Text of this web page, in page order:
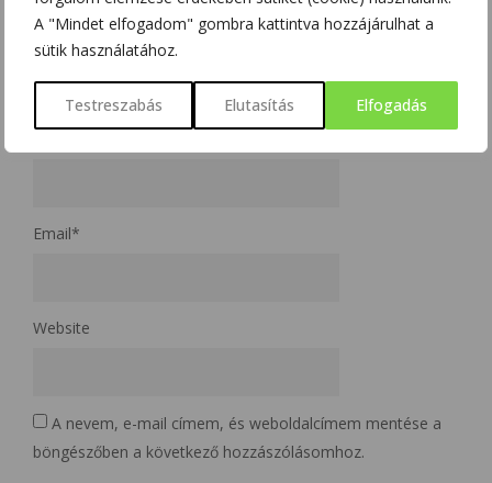
A "Mindet elfogadom" gombra kattintva hozzájárulhat a
sütik használatához.
Testreszabás Elutasítás Elfogadás
Email*
Website
A nevem, e-mail címem, és weboldalcímem mentése a
böngészőben a következő hozzászólásomhoz.